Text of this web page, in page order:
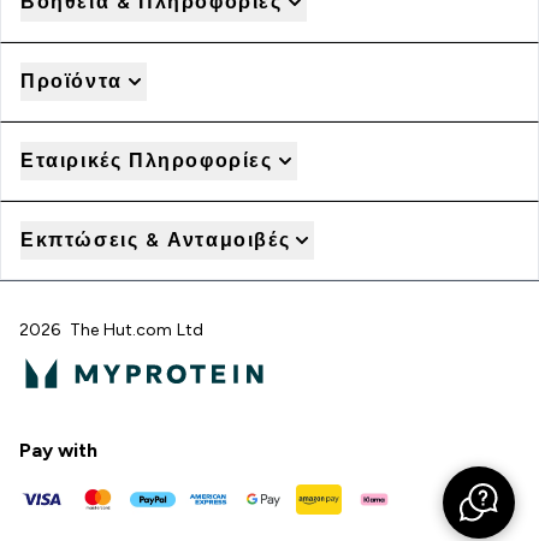
Προϊόντα
Εταιρικές Πληροφορίες
Εκπτώσεις & Ανταμοιβές
2026 The Hut.com Ltd
Pay with